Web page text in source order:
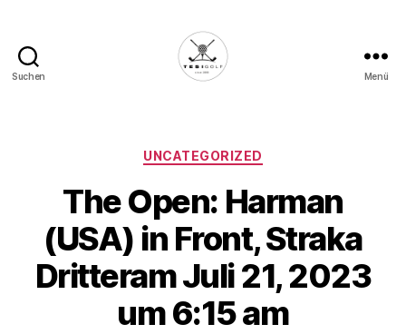
Suchen
Deine
Plattform
für
Golfbegeisterte!
Menü
Kategorien
UNCATEGORIZED
The Open: Harman
(USA) in Front, Straka
Dritteram Juli 21, 2023
um 6:15 am